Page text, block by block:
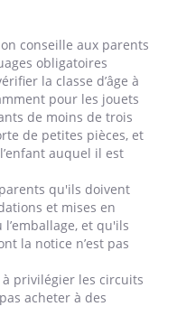
conseille aux parents
obligatoires
la classe d’âge à
pour les jouets
de moins de trois
de petites pièces, et
auquel il est
qu'ils doivent
et mises en
et qu'ils
la notice n’est pas
privilégier les circuits
acheter à des